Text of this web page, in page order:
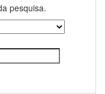
pesquisa.